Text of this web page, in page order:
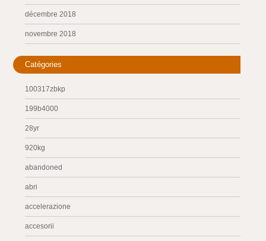
décembre 2018
novembre 2018
Catégories
100317zbkp
199b4000
28yr
920kg
abandoned
abri
accelerazione
accesorii